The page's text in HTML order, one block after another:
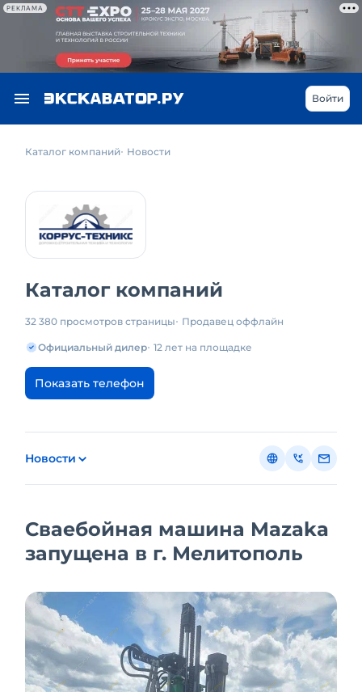
РЕКЛАМА
Войти
Каталог компаний Новости
Каталог компаний
32 380 просмотров страницы Продавец оффлайн
Официальный дилер 12 лет на площадке
Показать телефон
Новости
Сваебойная машина Mazaka
запущена в г. Мелитополь